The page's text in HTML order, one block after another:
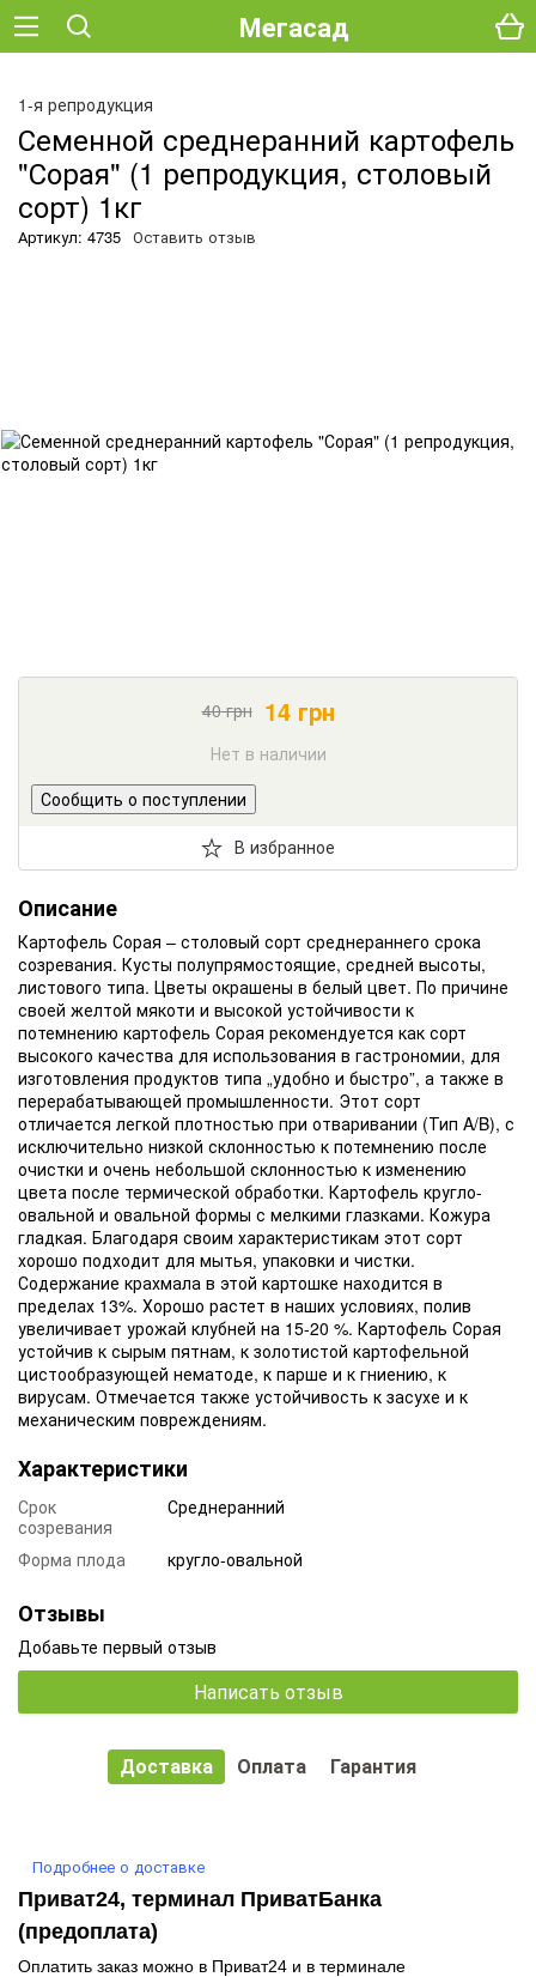
Мегасад
1-я репродукция
Семенной среднеранний картофель
"Сорая" (1 репродукция, столовый
сорт) 1кг
Артикул: 4735 Оставить отзыв
40грн 14грн
Нет в наличии
Сообщить о поступлении
В избранное
Описание
Картофель Сорая – столовый сорт среднераннего срока
созревания. Кусты полупрямостоящие, средней высоты,
листового типа. Цветы окрашены в белый цвет. По причине
своей желтой мякоти и высокой устойчивости к
потемнению картофель Сорая рекомендуется как сорт
высокого качества для использования в гастрономии, для
изготовления продуктов типа „удобно и быстро”, а также в
перерабатывающей промышленности. Этот сорт
отличается легкой плотностью при отваривании (Тип A/B), с
исключительно низкой склонностью к потемнению после
очистки и очень небольшой склонностью к изменению
цвета после термической обработки. Картофель кругло-
овальной и овальной формы с мелкими глазками. Кожура
гладкая. Благодаря своим характеристикам этот сорт
хорошо подходит для мытья, упаковки и чистки.
Содержание крахмала в этой картошке находится в
пределах 13%. Хорошо растет в наших условиях, полив
увеличивает урожай клубней на 15-20 %. Картофель Сорая
устойчив к сырым пятнам, к золотистой картофельной
цистообразующей нематоде, к парше и к гниению, к
вирусам. Отмечается также устойчивость к засухе и к
механическим повреждениям.
Характеристики
Срок
созревания
Среднеранний
Форма плода кругло-овальной
Отзывы
Добавьте первый отзыв
Написать отзыв
Доставка Оплата Гарантия
Подробнее о доставке
Приват24, терминал ПриватБанка
(предоплата)
Оплатить заказ можно в Приват24 и в терминале